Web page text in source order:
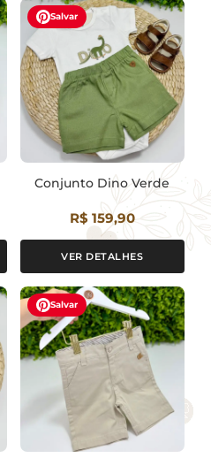
Salvar
Conjunto Dino Verde
R$ 159,90
VER DETALHES
Salvar